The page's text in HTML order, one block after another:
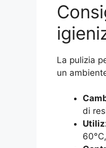
La pulizia
un
di